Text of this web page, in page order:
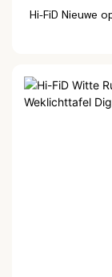
Hi-FiD Nieuwe